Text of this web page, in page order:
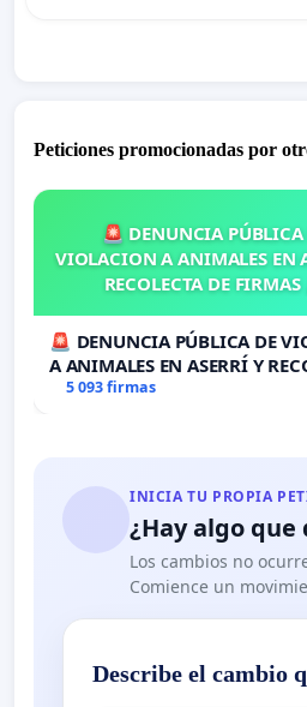
Peticiones promocionadas por
🚨 DENUNCIA PÚBLICA
VIOLACION A ANIMALES EN
RECOLECTA DE
🚨 DENUNCIA PÚBLICA DE
A ANIMALES EN ASERRÍ Y
DE FIRMAS 🚨
5 093 firmas
INICIA TU PROPIA
¿Hay algo
Los cambios no
Comience un
Describe el cambio